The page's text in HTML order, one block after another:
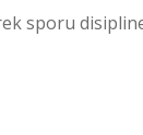
sporu